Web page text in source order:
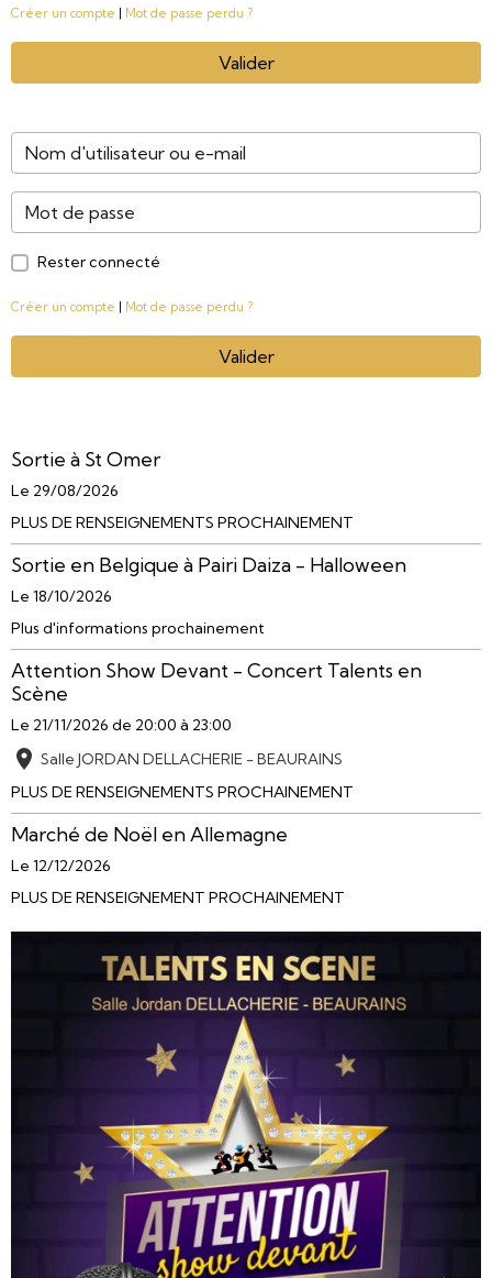
Créer un compte Mot de passe perdu ?
Valider
Rester connecté
Créer un compte Mot de passe perdu ?
Valider
Sortie à St Omer
Le 29/08/2026
PLUS DE RENSEIGNEMENTS PROCHAINEMENT
Sortie en Belgique à Pairi Daiza - Halloween
Le 18/10/2026
Plus d'informations prochainement
Attention Show Devant - Concert Talents en
Scène
Le 21/11/2026 de 20:00 à 23:00
Salle JORDAN DELLACHERIE - BEAURAINS
PLUS DE RENSEIGNEMENTS PROCHAINEMENT
Marché de Noël en Allemagne
Le 12/12/2026
PLUS DE RENSEIGNEMENT PROCHAINEMENT